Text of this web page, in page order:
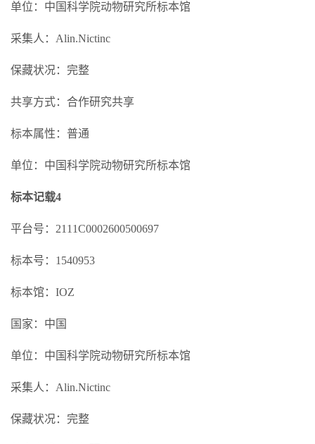
单位：中国科学院动物研究所标本馆
采集人：Alin.Nictinc
保藏状况：完整
共享方式：合作研究共享
标本属性：普通
单位：中国科学院动物研究所标本馆
标本记载4
平台号：2111C0002600500697
标本号：1540953
标本馆：IOZ
国家：中国
单位：中国科学院动物研究所标本馆
采集人：Alin.Nictinc
保藏状况：完整